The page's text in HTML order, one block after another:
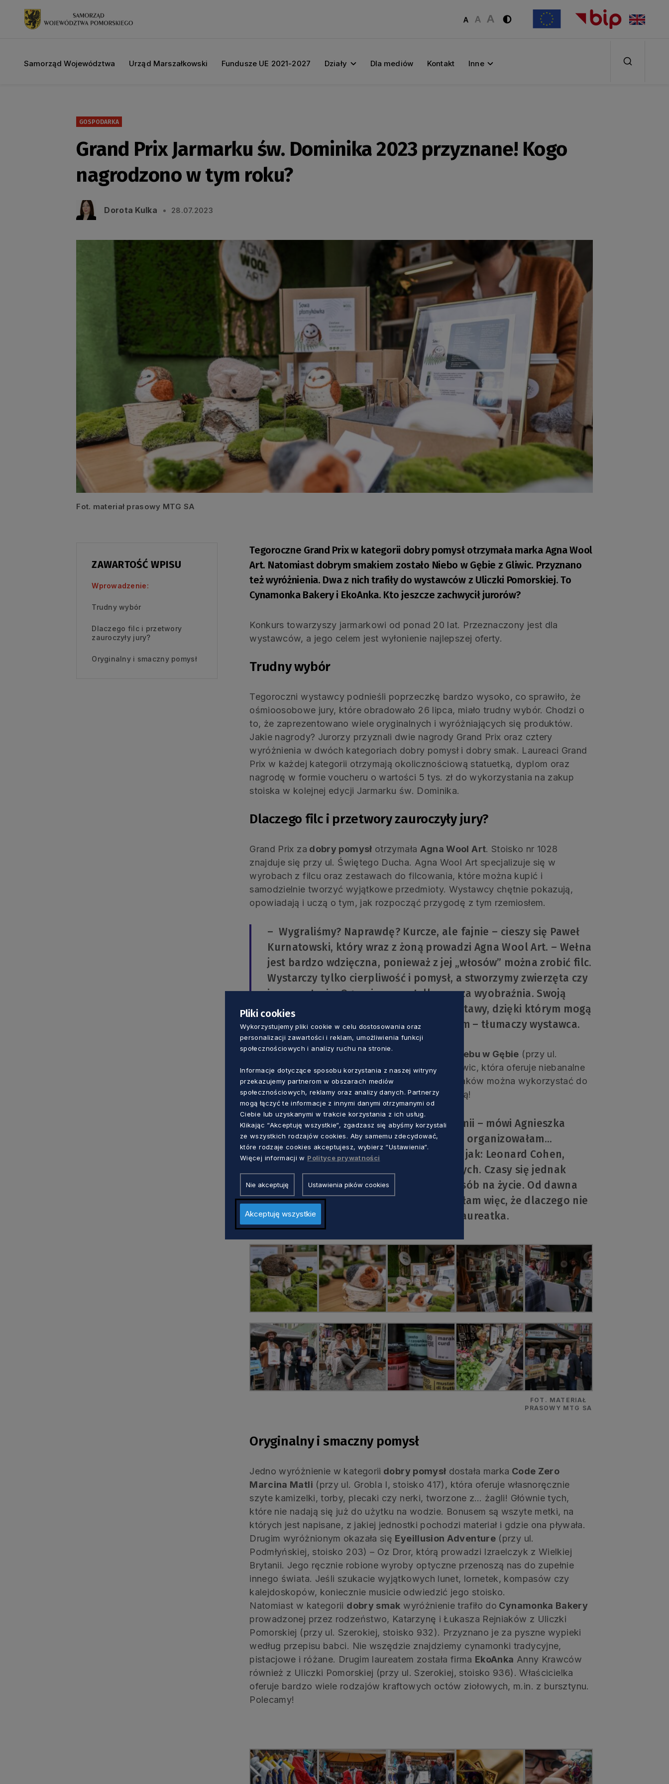
Samorząd Województwa Urząd Marszałkowski Fundusze UE 2021-2027 Działy Dla mediów Kontakt Inne
GOSPODARKA
Grand Prix Jarmarku św. Dominika 2023 przyznane! Kogo
nagrodzono w tym roku?
Dorota Kulka 28.07.2023
Fot. materiał prasowy MTG SA
ZAWARTOŚĆ WPISU
Wprowadzenie:
Trudny wybór
Dlaczego filc i przetwory
zauroczyły jury?
Oryginalny i smaczny pomysł
Tegoroczne Grand Prix w kategorii dobry pomysł otrzymała marka Agna Wool
Art. Natomiast dobrym smakiem zostało Niebo w Gębie z Gliwic. Przyznano
też wyróżnienia. Dwa z nich trafiły do wystawców z Uliczki Pomorskiej. To
Cynamonka Bakery i EkoAnka. Kto jeszcze zachwycił jurorów?
Konkurs towarzyszy jarmarkowi od ponad 20 lat. Przeznaczony jest dla
wystawców, a jego celem jest wyłonienie najlepszej oferty.
Trudny wybór
Tegoroczni wystawcy podnieśli poprzeczkę bardzo wysoko, co sprawiło, że
ośmioosobowe jury, które obradowało 26 lipca, miało trudny wybór. Chodzi o
to, że zaprezentowano wiele oryginalnych i wyróżniających się produktów.
Jakie nagrody? Jurorzy przyznali dwie nagrody Grand Prix oraz cztery
wyróżnienia w dwóch kategoriach dobry pomysł i dobry smak. Laureaci Grand
Prix w każdej kategorii otrzymają okolicznościową statuetką, dyplom oraz
nagrodę w formie voucheru o wartości 5 tys. zł do wykorzystania na zakup
stoiska w kolejnej edycji Jarmarku św. Dominika.
Dlaczego filc i przetwory zauroczyły jury?
Grand Prix za dobry pomysł otrzymała Agna Wool Art. Stoisko nr 1028
znajduje się przy ul. Świętego Ducha. Agna Wool Art specjalizuje się w
wyrobach z filcu oraz zestawach do filcowania, które można kupić i
samodzielnie tworzyć wyjątkowe przedmioty. Wystawcy chętnie pokazują,
opowiadają i uczą o tym, jak rozpocząć przygodę z tym rzemiosłem.
– Wygraliśmy? Naprawdę? Kurcze, ale fajnie – cieszy się Paweł
Kurnatowski, który wraz z żoną prowadzi Agna Wool Art. – Wełna
jest bardzo wdzięczna, ponieważ z jej „włosów” można zrobić filc.
Wystarczy tylko cierpliwość i pomysł, a stworzymy zwierzęta czy
inne postacie. Ogranicza nas tylko nasza wyobraźnia. Swoją
pasją dzielimy się z innymi, dając im zestawy, dzięki którym mogą
rozpocząć swoją przygodę z filcowaniem – tłumaczy wystawca.
W kategoriidobry smak Grand Prix przyznano Niebu w Gębie (przy ul.
Podmłyńskiej, stoisko 220). To manufaktura z Gliwic, która oferuje niebanalne
przetwory. Ich małe słoiczki pełne wybornych smaków można wykorzystać do
wielu dań, ale też zajadać się nimi po prostu, łyżką!
– Wszystko zaczęło się podczas pandemii – mówi Agnieszka
Kloryga, właścicielka firmy. – Wcześniej organizowałam…
koncerty. I to naprawdę dużych gwiazd jak: Leonard Cohen,
Chris Botti, Macy Gray i wielu, wielu innych. Czasy się jednak
zmieniły i trzeba było znaleźć inny sposób na życie. Od dawna
robiłam konfitury dla znajomych. Uznałam więc, że dlaczego nie
robić tego dla wszystkich – opowiada laureatka.
FOT. MATERIAŁ
PRASOWY MTG SA
Oryginalny i smaczny pomysł
Jedno wyróżnienie w kategorii dobry pomysł dostała marka Code Zero
Marcina Matli (przy ul. Grobla I, stoisko 417), która oferuje własnoręcznie
szyte kamizelki, torby, plecaki czy nerki, tworzone z… żagli! Głównie tych,
które nie nadają się już do użytku na wodzie. Bonusem są wszyte metki, na
których jest napisane, z jakiej jednostki pochodzi materiał i gdzie ona pływała.
Drugim wyróżnionym okazała się Eyeillusion Adventure(przy ul.
Podmłyńskiej, stoisko 203) – Oz Dror, którą prowadzi Izraelczyk z Wielkiej
Brytanii. Jego ręcznie robione wyroby optyczne przenoszą nas do zupełnie
innego świata. Jeśli szukacie wyjątkowych lunet, lornetek, kompasów czy
kalejdoskopów, koniecznie musicie odwiedzić jego stoisko.
Natomiast w kategorii dobry smak wyróżnienie trafiło do Cynamonka Bakery
prowadzonej przez rodzeństwo, Katarzynę i Łukasza Rejniaków z Uliczki
Pomorskiej (przy ul. Szerokiej, stoisko 932). Przyznano je za pyszne wypieki
według przepisu babci. Nie wszędzie znajdziemy cynamonki tradycyjne,
pistacjowe i różane. Drugim laureatem została firma EkoAnka Anny Krawców
również z Uliczki Pomorskiej (przy ul. Szerokiej, stoisko 936). Właścicielka
oferuje bardzo wiele rodzajów kraftowych octów ziołowych, m.in. z bursztynu.
Polecamy!
Pliki cookies
Wykorzystujemy pliki cookie w celu dostosowania oraz
personalizacji zawartości i reklam, umożliwienia funkcji
społecznościowych i analizy ruchu na stronie.
Informacje dotyczące sposobu korzystania z naszej witryny
przekazujemy partnerom w obszarach mediów
społecznościowych, reklamy oraz analizy danych. Partnerzy
mogą łączyć te informacje z innymi danymi otrzymanymi od
Ciebie lub uzyskanymi w trakcie korzystania z ich usług.
Klikając “Akceptuję wszystkie“, zgadzasz się abyśmy korzystali
ze wszystkich rodzajów cookies. Aby samemu zdecydować,
które rodzaje cookies akceptujesz, wybierz “Ustawienia“.
Więcej informacji w Polityce prywatności
Nie akceptuję Ustawienia pików cookies
Akceptuję wszystkie